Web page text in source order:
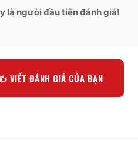
là người đầu tiên đánh giá!
VIẾT ĐÁNH GIÁ CỦA BẠN